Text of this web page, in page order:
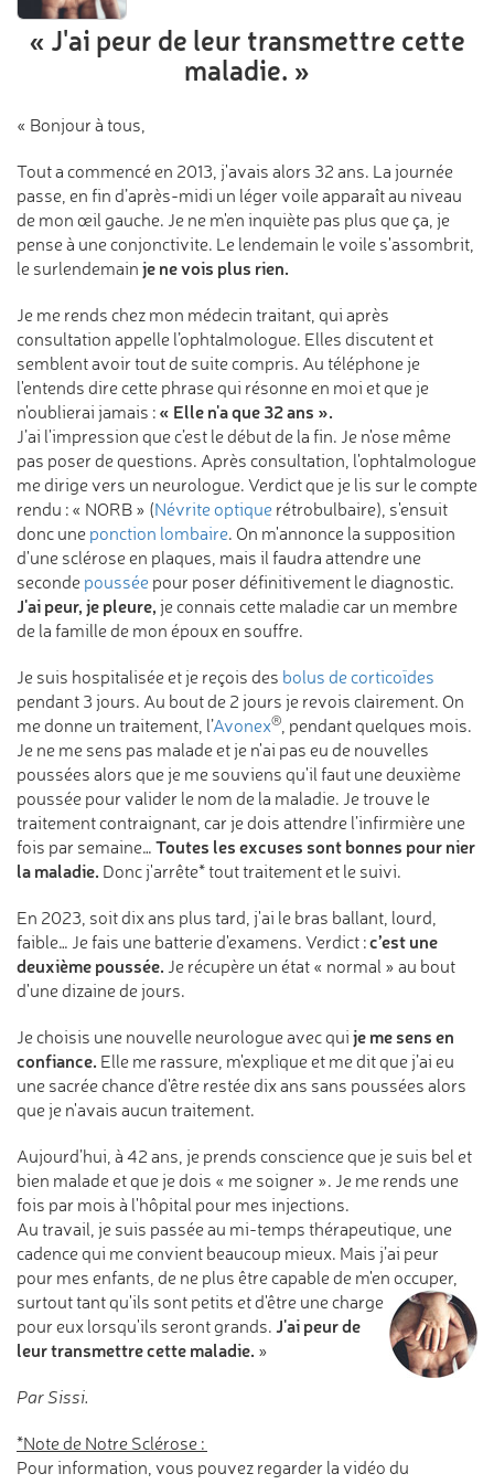
« J'ai peur de leur transmettre cette
maladie. »
« Bonjour à tous,
Tout a commencé en 2013, j'avais alors 32 ans. La journée
passe, en fin d’après-midi un léger voile apparaît au niveau
de mon œil gauche. Je ne m'en inquiète pas plus que ça, je
pense à une conjonctivite. Le lendemain le voile s'assombrit,
le surlendemain je ne vois plus rien.
Je me rends chez mon médecin traitant, qui après
consultation appelle l’ophtalmologue. Elles discutent et
semblent avoir tout de suite compris. Au téléphone je
l'entends dire cette phrase qui résonne en moi et que je
n'oublierai jamais : « Elle n'a que 32 ans ».
J’ai l'impression que c’est le début de la fin. Je n'ose même
pas poser de questions. Après consultation, l'ophtalmologue
me dirige vers un neurologue. Verdict que je lis sur le compte
rendu : « NORB » (Névrite optique rétrobulbaire), s'ensuit
donc une ponction lombaire. On m'annonce la supposition
d'une sclérose en plaques, mais il faudra attendre une
seconde poussée pour poser définitivement le diagnostic.
J'ai peur, je pleure, je connais cette maladie car un membre
de la famille de mon époux en souffre.
Je suis hospitalisée et je reçois des bolus de corticoïdes
pendant 3 jours. Au bout de 2 jours je revois clairement. On
me donne un traitement, l’Avonex®, pendant quelques mois.
Je ne me sens pas malade et je n'ai pas eu de nouvelles
poussées alors que je me souviens qu'il faut une deuxième
poussée pour valider le nom de la maladie. Je trouve le
traitement contraignant, car je dois attendre l’infirmière une
fois par semaine… Toutes les excuses sont bonnes pour nier
la maladie. Donc j'arrête* tout traitement et le suivi.
En 2023, soit dix ans plus tard, j'ai le bras ballant, lourd,
faible… Je fais une batterie d'examens. Verdict :c’est une
deuxième poussée. Je récupère un état « normal » au bout
d'une dizaine de jours.
Je choisis une nouvelle neurologue avec qui je me sens en
confiance. Elle me rassure, m'explique et me dit que j’ai eu
une sacrée chance d'être restée dix ans sans poussées alors
que je n'avais aucun traitement.
Aujourd’hui, à 42 ans, je prends conscience que je suis bel et
bien malade et que je dois « me soigner ». Je me rends une
fois par mois à l'hôpital pour mes injections.
Au travail, je suis passée au mi-temps thérapeutique, une
cadence qui me convient beaucoup mieux. Mais j’ai peur
pour mes enfants, de ne plus être capable de m'en occuper,
surtout tantqu'ils sont petits et d'être une charge
pour eux lorsqu'ils seront grands. J'ai peur de
leur transmettre cette maladie. »
Par Sissi.
*Note de Notre Sclérose :
Pour information, vous pouvez regarder la vidéo du